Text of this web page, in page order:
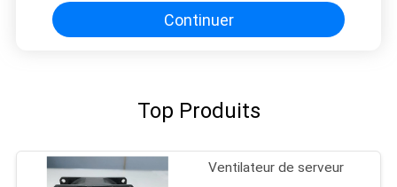
Continuer
Top Produits
Ventilateur de serveur